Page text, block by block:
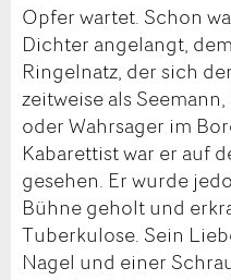
Opfer wartet. Schon
Dichter angelangt,
Ringelnatz, der sich
zeitweise als
oder Wahrsager im
Kabarettist war er auf
gesehen. Er wurde
Bühne geholt und
Tuberkulose. Sein
Nagel und einer